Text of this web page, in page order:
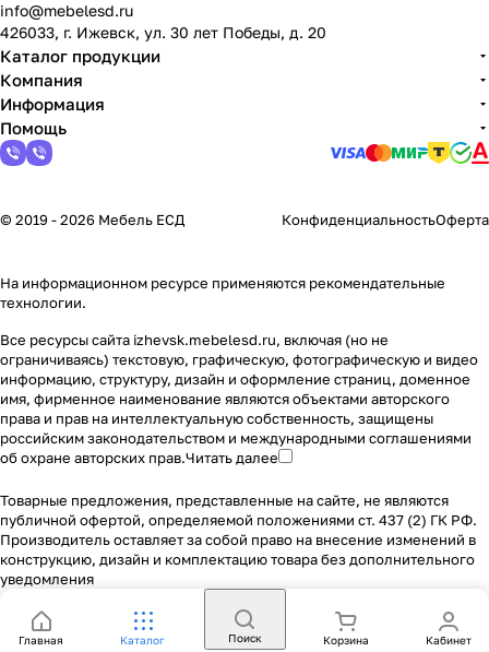
info@mebelesd.ru
426033, г. Ижевск, ул. 30 лет Победы, д. 20
Каталог продукции
Компания
Информация
Помощь
© 2019 - 2026 Мебель ЕСД КонфиденциальностьОферта
На информационном ресурсе применяются рекомендательные
технологии.
Все ресурсы сайта izhevsk.mebelesd.ru, включая (но не
ограничиваясь) текстовую, графическую, фотографическую и видео
информацию, структуру, дизайн и оформление страниц, доменное
имя, фирменное наименование являются объектами авторского
права и прав на интеллектуальную собственность, защищены
российским законодательством и международными соглашениями
об охране авторских прав.Читать далее
Товарные предложения, представленные на сайте, не являются
публичной офертой, определяемой положениями ст. 437 (2) ГК РФ.
Производитель оставляет за собой право на внесение изменений в
конструкцию, дизайн и комплектацию товара без дополнительного
уведомления
Главная Каталог Поиск Корзина Кабинет